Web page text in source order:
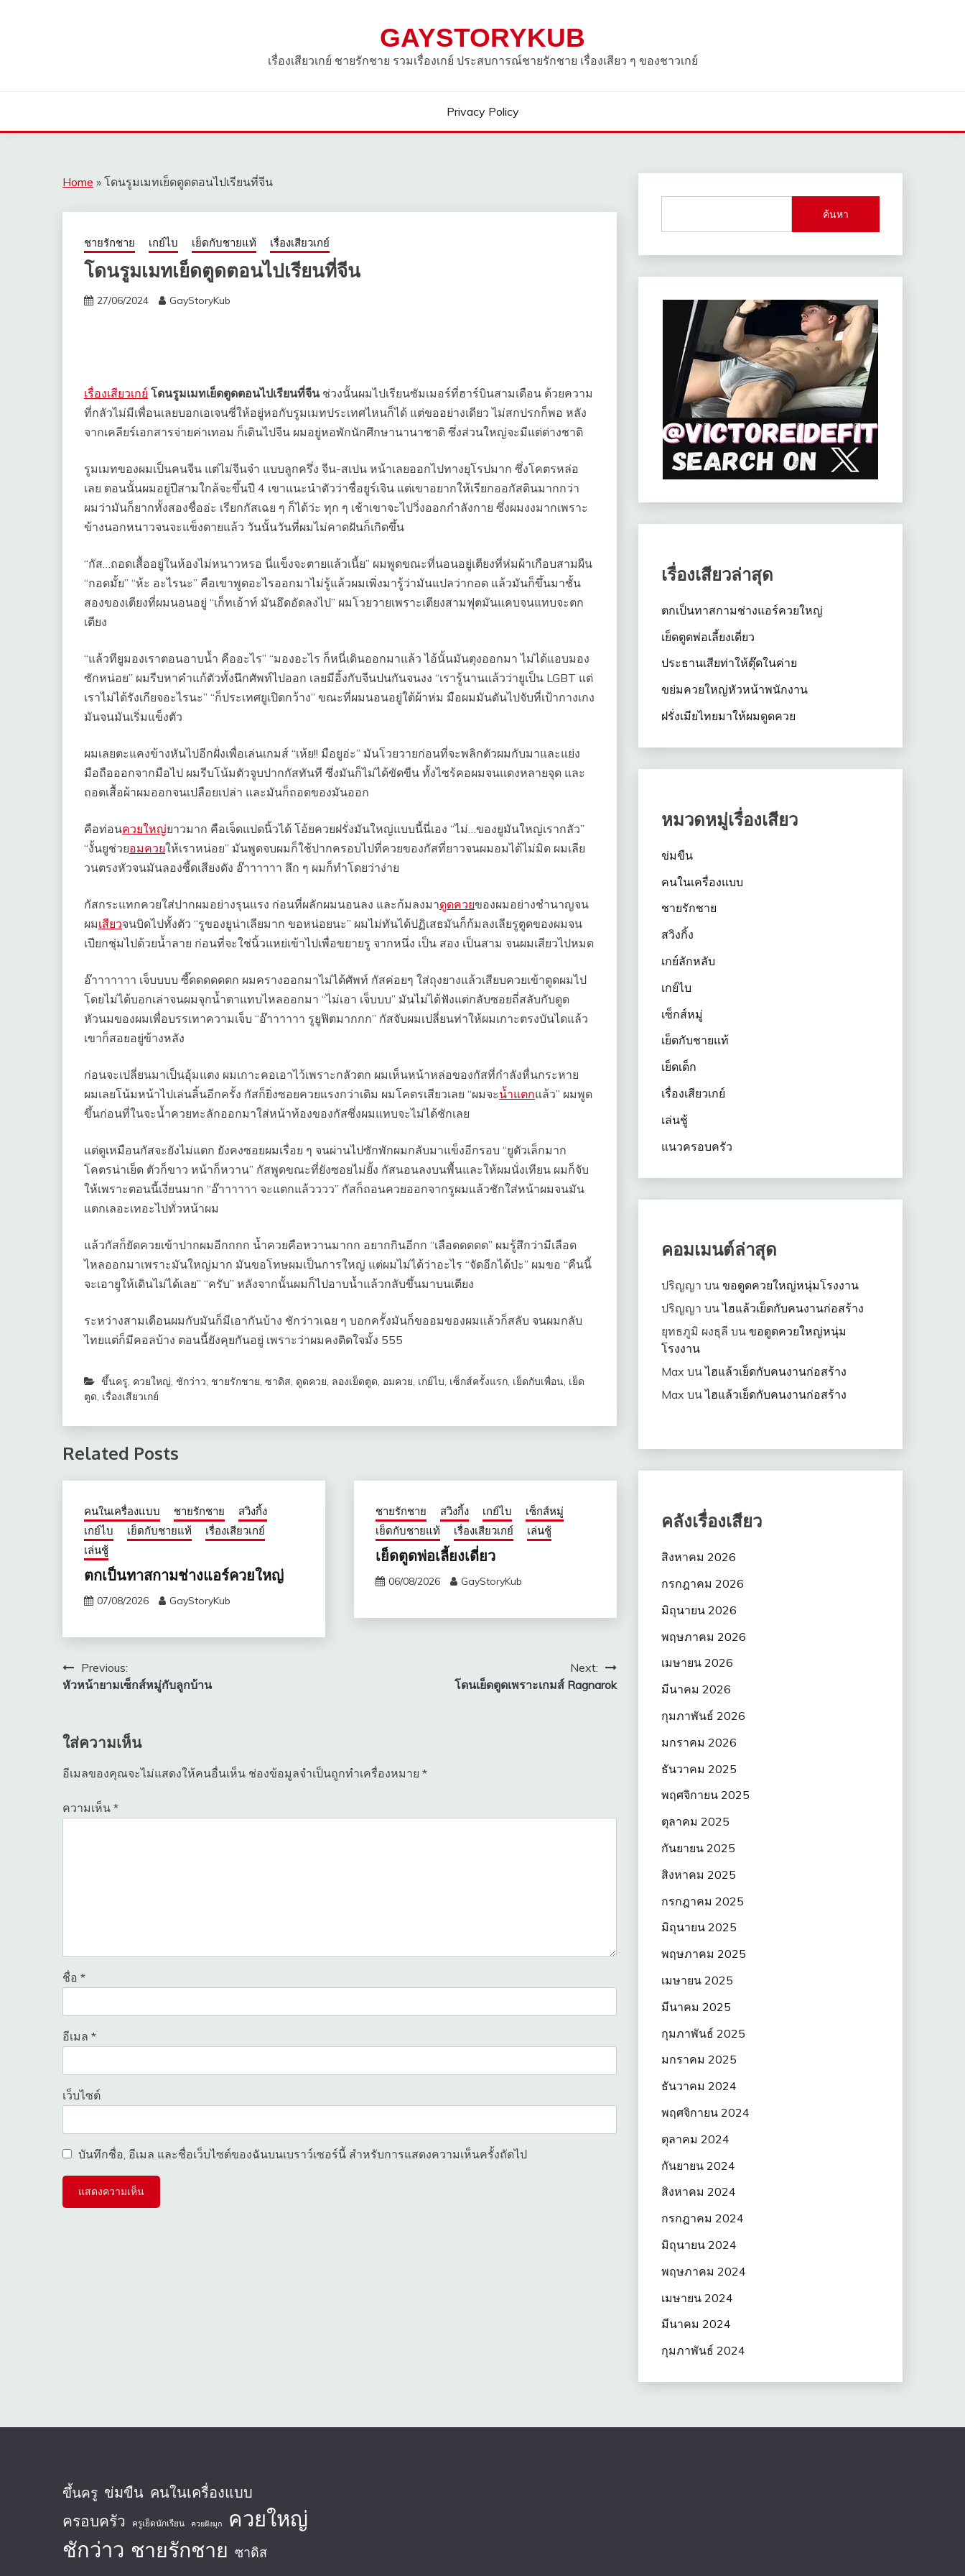
GAYSTORYKUB
เรื่องเสียวเกย์ ชายรักชาย รวมเรื่องเกย์ ประสบการณ์ชายรักชาย เรื่องเสียว ๆ ของชาวเกย์
Privacy Policy
Home » โดนรูมเมทเย็ดตูดตอนไปเรียนที่จีน
ชายรักชาย เกย์ไบ เย็ดกับชายแท้ เรื่องเสียวเกย์
โดนรูมเมทเย็ดตูดตอนไปเรียนที่จีน
27/06/2024 GayStoryKub
เรื่องเสียวเกย์ โดนรูมเมทเย็ดตูดตอนไปเรียนที่จีนช่วงนั้นผมไปเรียนซัมเมอร์ที่ฮาร์บินสามเดือน ด้วยความ
ที่กลัวไม่มีเพื่อนเลยบอกเอเจนซี่ให้อยู่หอกับรูมเมทประเทศไหนก็ได้ แต่ขออย่างเดียว ไม่สกปรกก็พอ หลัง
จากเคลียร์เอกสารจ่ายค่าเทอม ก็เดินไปจีน ผมอยู่หอพักนักศึกษานานาชาติ ซึ่งส่วนใหญ่จะมีแต่ต่างชาติ
รูมเมทของผมเป็นคนจีน แต่ไม่จีนจ๋า แบบลูกครึ่ง จีน-สเปน หน้าเลยออกไปทางยุโรปมาก ซึ่งโคตรหล่อ
เลย ตอนนั้นผมอยู่ปีสามใกล้จะขึ้นปี 4 เขาแนะนำตัวว่าชื่อยูร์เจิน แต่เขาอยากให้เรียกออกัสตินมากกว่า
ผมว่ามันก็ยากทั้งสองชื่ออ่ะ เรียกกัสเฉย ๆ ก็ได้ว่ะ ทุก ๆ เช้าเขาจะไปวิ่งออกกำลังกาย ซึ่งผมงงมากเพราะ
ข้างนอกหนาวจนจะแข็งตายแล้ว วันนั้นวันที่ผมไม่คาดฝันก็เกิดขึ้น
“กัส…ถอดเสื้ออยู่ในห้องไม่หนาวหรอ นี่แข็งจะตายแล้วเนี้ย” ผมพูดขณะที่นอนอยู่เตียงที่ห่มผ้าเกือบสามผืน
“กอดมั้ย” “ห้ะ อะไรนะ” คือเขาพูดอะไรออกมาไม่รู้แล้วผมเพิ่งมารู้ว่ามันแปลว่ากอด แล้วมันก็ขึ้นมาชั้น
สองของเตียงที่ผมนอนอยู่ “เก็ทเอ้าท์ มันอึดอัดลงไป” ผมโวยวายเพราะเตียงสามฟุตมันแคบจนแทบจะตก
เตียง
“แล้วทียูมองเราตอนอาบน้ำ คืออะไร” “มองอะไร ก็หนี่เดินออกมาแล้ว ไอ้นั้นมันตุงออกมา ไม่ได้แอบมอง
ซักหน่อย” ผมรีบหาคำแก้ตัวทั้งนึกศัพท์ไปออก เลยมีอิ้งกับจีนปนกันจนงง “เรารู้นานแล้วว่ายูเป็น LGBT แต่
เราไม่ได้รังเกียจอะไรนะ” “ก็ประเทศยูเปิดกว้าง” ขณะที่ผมนอนอยู่ใต้ผ้าห่ม มือผมมันดันไปจับที่เป้ากางเกง
มันจนมันเริ่มแข็งตัว
ผมเลยตะแคงข้างหันไปอีกฝั่งเพื่อเล่นเกมส์ “เห้ย!! มือยูอ่ะ” มันโวยวายก่อนที่จะพลิกตัวผมกับมาและแย่ง
มือถือออกจากมือไป ผมรีบโน้มตัวจูบปากกัสทันที ซึ่งมันก็ไม่ได้ขัดขืน ทั้งไซร้คอผมจนแดงหลายจุด และ
ถอดเสื้อผ้าผมออกจนเปลือยเปล่า และมันก็ถอดของมันออก
คือท่อนควยใหญ่ยาวมาก คือเจ็ดแปดนิ้วได้ โอ้ยควยฝรั่งมันใหญ่แบบนี้นี่เอง “ไม่…ของยูมันใหญ่เรากลัว”
“งั้นยูช่วยอมควยให้เราหน่อย” มันพูดจบผมก็ใช้ปากครอบไปที่ควยของกัสที่ยาวจนผมอมได้ไม่มิด ผมเลีย
วนตรงหัวจนมันลองซี้ดเสียงดัง อ๊าาาาาา ลึก ๆ ผมก็ทำโดยว่าง่าย
กัสกระแทกควยใส่ปากผมอย่างรุนแรง ก่อนที่ผลักผมนอนลง และก้มลงมาดูดควยของผมอย่างชำนาญจน
ผมเสียวจนบิดไปทั้งตัว “รูของยูน่าเลียมาก ขอหน่อยนะ” ผมไม่ทันได้ปฏิเสธมันก็ก้มลงเลียรูตูดของผมจน
เปียกชุ่มไปด้วยน้ำลาย ก่อนที่จะใช่นิ้วแหย่เข้าไปเพื่อขยายรู จากหนึ่ง เป็น สอง เป็นสาม จนผมเสียวไปหมด
อ๊าาาาาาา เจ็บบบบ ซี๊ดดดดดดก ผมครางออกมาไม่ได้ศัพท์ กัสค่อยๆ ใส่ถุงยางแล้วเสียบควยเข้าตูดผมไป
โดยไม่ได้บอกเล่าจนผมจุกน้ำตาแทบไหลออกมา “ไม่เอา เจ็บบบ” มันไม่ได้ฟังแต่กลับซอยถี่สลับกับดูด
หัวนมของผมเพื่อบรรเทาความเจ็บ “อ๊าาาาาา รูยูฟิตมากกก” กัสจับผมเปลี่ยนท่าให้ผมเกาะตรงบันไดแล้ว
เขาก็สอยอยู่ข้างหลัง
ก่อนจะเปลี่ยนมาเป็นอุ้มแตง ผมเกาะคอเอาไว้เพราะกลัวตก ผมเห็นหน้าหล่อของกัสที่กำลังหื่นกระหาย
ผมเลยโน้มหน้าไปเล่นลิ้นอีกครั้ง กัสก็ยิ่งซอยควยแรงกว่าเดิม ผมโคตรเสียวเลย “ผมจะน้ำแตกแล้ว” ผมพูด
ขึ้นก่อนที่ในจะน้ำควยทะลักออกมาใส่หน้าท้องของกัสซึ่งผมแทบจะไม่ได้ชักเลย
แต่ดูเหมือนกัสจะยังไม่แตก ยังคงซอยผมเรื่อย ๆ จนผ่านไปซักพักผมกลับมาแข็งอีกรอบ “ยูตัวเล็กมาก
โคตรน่าเย็ด ตัวก็ขาว หน้าก็หวาน” กัสพูดขณะที่ยังซอยไม่ยั้ง กัสนอนลงบนพื้นและให้ผมนั่งเทียน ผมก็จับ
ให้เพราะตอนนี้เงี่ยนมาก “อ๊าาาาาา จะแตกแล้วววว” กัสก็ถอนควยออกจากรูผมแล้วชักใส่หน้าผมจนมัน
แตกเลอะเทอะไปทั่วหน้าผม
แล้วกัสก็ยัดควยเข้าปากผมอีกกกก น้ำควยคือหวานมากก อยากกินอีกก “เลือดดดดด” ผมรู้สึกว่ามีเลือด
ไหลออกมาเพราะมันใหญ่มาก มันขอโทษผมเป็นการใหญ่ แต่ผมไม่ได้ว่าอะไร “จัดอีกได้ป่ะ” ผมขอ “คืนนี้
จะเอายูให้เดินไม่ได้เลย” “ครับ” หลังจากนั้นผมก็ไปอาบน้ำแล้วกลับขึ้นมาบนเตียง
ระหว่างสามเดือนผมกับมันก็มีเอากันบ้าง ชักว่าวเฉย ๆ บอกครั้งมันก็ขออมของผมแล้วก็สลับ จนผมกลับ
ไทยแต่ก็มีคอลบ้าง ตอนนี้ยังคุยกันอยู่ เพราะว่าผมคงติดใจมั้ง 555
ขึ้นครู, ควยใหญ่, ชักว่าว, ชายรักชาย, ซาดิส, ดูดควย, ลองเย็ดตูด, อมควย, เกย์ไบ, เซ็กส์ครั้งแรก, เย็ดกับเพื่อน, เย็ด
ตูด, เรื่องเสียวเกย์
Related Posts
คนในเครื่องแบบ ชายรักชาย
สวิงกิ้ง
เกย์ไบ
เย็ดกับชายแท้
เรื่องเสียวเกย์
เล่นชู้
ตกเป็นทาสกามช่างแอร์ควยใหญ่
07/08/2026 GayStoryKub
ชายรักชาย สวิงกิ้ง เกย์ไบ
เซ็กส์หมู่
เย็ดกับชายแท้
เรื่องเสียวเกย์ เล่นชู้
เย็ดตูดพ่อเลี้ยงเดี่ยว
06/08/2026 GayStoryKub
แนะแนว
เรื่อง
Previous:
หัวหน้ายามเซ็กส์หมู่กับลูกบ้าน
Next:
โดนเย็ดตูดเพราะเกมส์ Ragnarok
ใส่ความเห็น
อีเมลของคุณจะไม่แสดงให้คนอื่นเห็น ช่องข้อมูลจำเป็นถูกทำเครื่องหมาย *
ความเห็น *
ชื่อ *
อีเมล *
เว็บไซต์
บันทึกชื่อ, อีเมล และชื่อเว็บไซต์ของฉันบนเบราว์เซอร์นี้ สำหรับการแสดงความเห็นครั้งถัดไป
ค้นหา
เรื่องเสียวล่าสุด
ตกเป็นทาสกามช่างแอร์ควยใหญ่
เย็ดตูดพ่อเลี้ยงเดี่ยว
ประธานเสียท่าให้ตุ๊ดในค่าย
ขย่มควยใหญ่หัวหน้าพนักงาน
ฝรั่งเมียไทยมาให้ผมดูดควย
หมวดหมู่เรื่องเสียว
ข่มขืน
คนในเครื่องแบบ
ชายรักชาย
สวิงกิ้ง
เกย์ลักหลับ
เกย์ไบ
เซ็กส์หมู่
เย็ดกับชายแท้
เย็ดเด็ก
เรื่องเสียวเกย์
เล่นชู้
แนวครอบครัว
คอมเมนต์ล่าสุด
ปริญญา บน ขอดูดควยใหญ่หนุ่มโรงงาน
ปริญญา บนไฮแล้วเย็ดกับคนงานก่อสร้าง
ยุทธภูมิ ผงธุลี บน ขอดูดควยใหญ่หนุ่ม
โรงงาน
Max บนไฮแล้วเย็ดกับคนงานก่อสร้าง
Max บนไฮแล้วเย็ดกับคนงานก่อสร้าง
คลังเรื่องเสียว
สิงหาคม 2026
กรกฎาคม 2026
มิถุนายน 2026
พฤษภาคม 2026
เมษายน 2026
มีนาคม 2026
กุมภาพันธ์ 2026
มกราคม 2026
ธันวาคม 2025
พฤศจิกายน 2025
ตุลาคม 2025
กันยายน 2025
สิงหาคม 2025
กรกฎาคม 2025
มิถุนายน 2025
พฤษภาคม 2025
เมษายน 2025
มีนาคม 2025
กุมภาพันธ์ 2025
มกราคม 2025
ธันวาคม 2024
พฤศจิกายน 2024
ตุลาคม 2024
กันยายน 2024
สิงหาคม 2024
กรกฎาคม 2024
มิถุนายน 2024
พฤษภาคม 2024
เมษายน 2024
มีนาคม 2024
กุมภาพันธ์ 2024
ขึ้นครู ข่มขืน คนในเครื่องแบบ
ครอบครัว ครูเย็ดนักเรียน ควยฝังมุก
ควยใหญ่
ชักว่าว ชายรักชาย ซาดิส